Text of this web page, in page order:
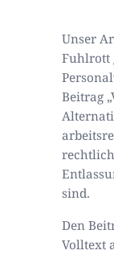
Unser
Fuhlrott
Beitrag
sind.
Den
Volltext